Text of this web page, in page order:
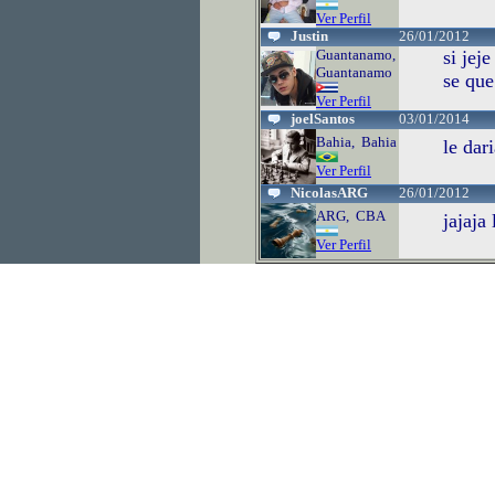
Ver Perfil
Justin
26/01/2012
Guantanamo,
Guantanamo
Ver Perfil
si jeje
se
joelSantos
03/01/2014
Bahia, Bahia
Ver Perfil
le
NicolasARG
26/01/2012
ARG, CBA
Ver Perfil
jajaja